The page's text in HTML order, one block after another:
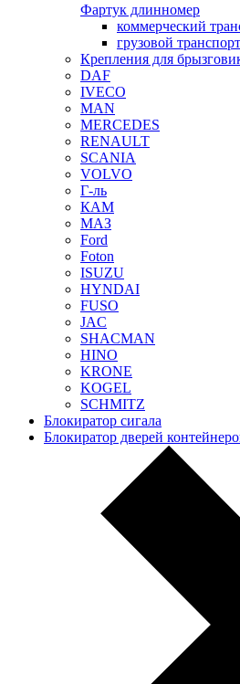
Фартук длинномер
коммерческий
грузовой транспорт
Крепления для
DAF
IVECO
MAN
MERCEDES
RENAULT
SCANIA
VOLVO
Г-ль
КАМ
МАЗ
Ford
Foton
ISUZU
HYNDAI
FUSO
JAC
SHACMAN
HINO
KRONE
KOGEL
SCHMITZ
Блокиратор сигала
Блокиратор дверей